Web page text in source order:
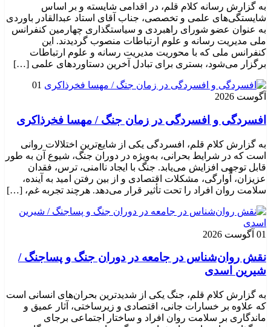
به گزارش رسانه کلام قلم، در اقدامی شایسته و بر اساس
شایستگی‌های علمی و تخصصی، جناب آقای استاد عبدالقادر باوردی
به عنوان عضو شورای راهبردی و سیاستگذاری چهارمین کنفرانس
ملی مدیریت رسانه و علوم ارتباطات منصوب گردیدند. این
کنفرانس ملی که با محوریت مدیریت رسانه و علوم ارتباطات
برگزار می‌شود، بستری برای تبادل آخرین دستاوردهای علمی […]
01
آگوست 2026
افسردگی و افسردگی در زمان جنگ / مهسا فخرذاکری
به گزارش کلام قلم، افسردگی یکی از شایع‌ترین اختلالات روانی
است که در شرایط بحرانی، به‌ویژه در دوران جنگ، شیوع آن به طور
قابل توجهی افزایش می‌یابد. جنگ با ایجاد ناامنی، ترس، فقدان
عزیزان، آوارگی، مشکلات اقتصادی و از بین رفتن امید به آینده،
سلامت روان افراد را تحت تأثیر قرار می‌دهد. هرچند تجربه غم، […]
01 آگوست 2026
نقش روان‌شناس در جامعه در دوران جنگ و پساجنگ /
شیرین اسدی
به گزارش کلام قلم، جنگ یکی از شدیدترین بحران‌های انسانی است
که علاوه بر خسارات جانی، اقتصادی و زیرساختی، آثار عمیق و
ماندگاری بر سلامت روان افراد و ساختار اجتماعی برجای